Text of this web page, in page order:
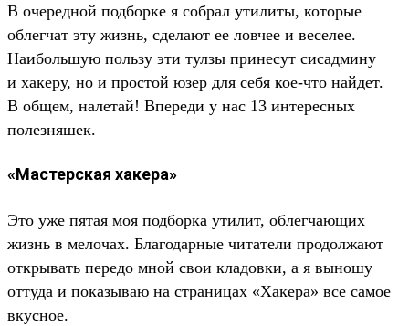
В оче­ред­ной под­борке я соб­рал ути­литы, которые
облегчат эту жизнь, сде­лают ее лов­чее и веселее.
Наиболь­шую поль­зу эти тул­зы при­несут сисад­мину
и хакеру, но и прос­той юзер для себя кое‑что най­дет.
В общем, налетай! Впе­реди у нас 13 инте­рес­ных
полез­няшек.
«Мастерская хакера»
Это уже пятая моя под­борка ути­лит, облегча­ющих
жизнь в мелочах. Бла­годар­ные читате­ли про­дол­жают
откры­вать передо мной свои кла­дов­ки, а я выношу
отту­да и показы­ваю на стра­ницах «Хакера» все самое
вкус­ное.